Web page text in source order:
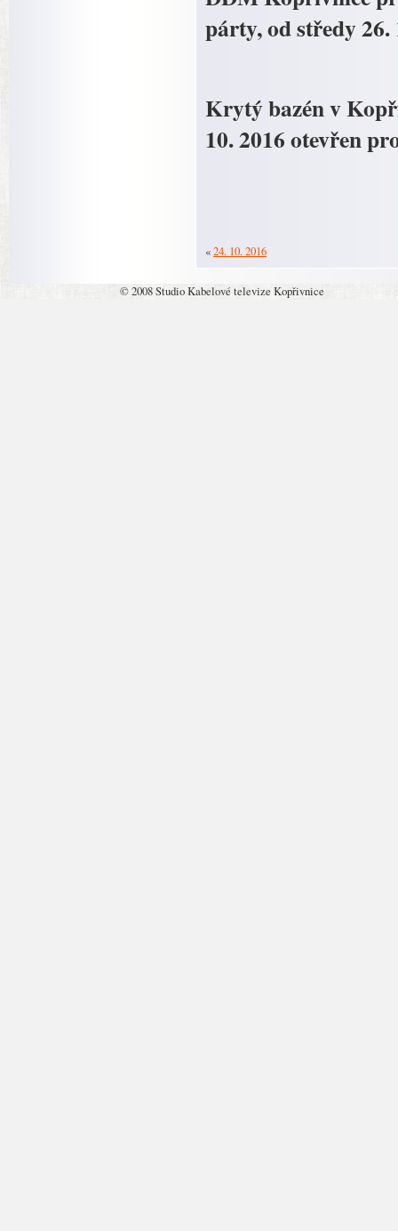
párty, od středy 26.
Krytý bazén v
10. 2016 otevřen
«24. 10. 2016
© 2008 Studio Kabelové televize Kopřivnice